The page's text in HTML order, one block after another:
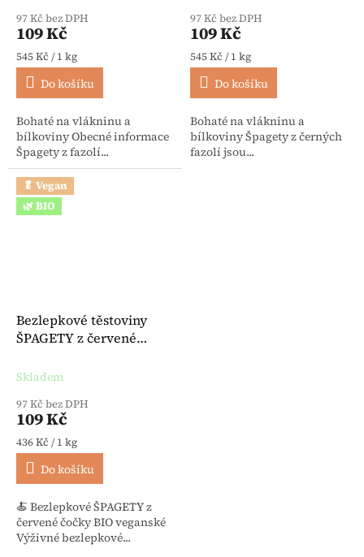
97 Kč bez DPH
109 Kč
Měrná cena:
545 Kč / 1 kg
Do košíku
Bohaté na vlákninu a
bílkoviny Obecné informace
Špagety z fazolí...
97 Kč bez DPH
109 Kč
Měrná cena:
545 Kč / 1 kg
Do košíku
Bohaté na vlákninu a
bílkoviny Špagety z černých
fazolí jsou...
🥬 Vegan
🌿 BIO
Bezlepkové těstoviny
ŠPAGETY z červené
- Explore Cuisine
Skladem
97 Kč bez DPH
109 Kč
Měrná cena:
436 Kč / 1 kg
Do košíku
🍝 Bezlepkové ŠPAGETY z
červené čočky BIO veganské
Výživné bezlepkové...